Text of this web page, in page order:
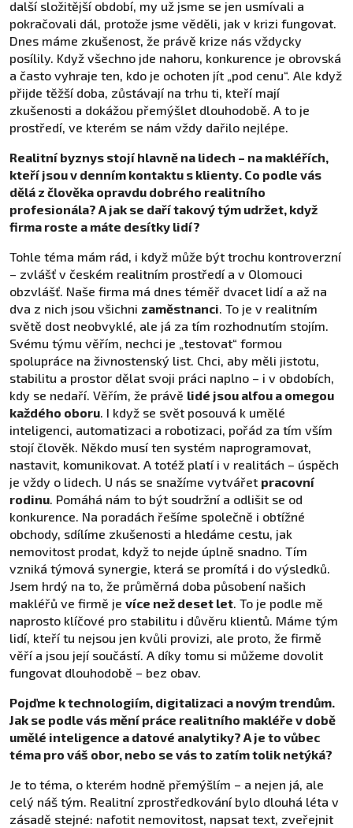
další složitější období, my už jsme se jen usmívali a
pokračovali dál, protože jsme věděli, jak v krizi fungovat.
Dnes máme zkušenost, že právě krize nás vždycky
posílily. Když všechno jde nahoru, konkurence je obrovská
a často vyhraje ten, kdo je ochoten jít „pod cenu“. Ale když
přijde těžší doba, zůstávají na trhu ti, kteří mají
zkušenosti a dokážou přemýšlet dlouhodobě. A to je
prostředí, ve kterém se nám vždy dařilo nejlépe.
Realitní byznys stojí hlavně na lidech – na makléřích,
kteří jsou v denním kontaktu s klienty. Co podle vás
dělá z člověka opravdu dobrého realitního
profesionála? A jak se daří takový tým udržet, když
firma roste a máte desítky lidí?
Tohle téma mám rád, i když může být trochu kontroverzní
– zvlášť v českém realitním prostředí a v Olomouci
obzvlášť. Naše firma má dnes téměř dvacet lidí a až na
dva z nich jsou všichni zaměstnanci. To je v realitním
světě dost neobvyklé, ale já za tím rozhodnutím stojím.
Svému týmu věřím, nechci je „testovat“ formou
spolupráce na živnostenský list. Chci, aby měli jistotu,
stabilitu a prostor dělat svoji práci naplno – i v obdobích,
kdy se nedaří. Věřím, že právě lidé jsou alfou a omegou
každého oboru. I když se svět posouvá k umělé
inteligenci, automatizaci a robotizaci, pořád za tím vším
stojí člověk. Někdo musí ten systém naprogramovat,
nastavit, komunikovat. A totéž platí i v realitách – úspěch
je vždy o lidech. U nás se snažíme vytvářet pracovní
rodinu. Pomáhá nám to být soudržní a odlišit se od
konkurence. Na poradách řešíme společně i obtížné
obchody, sdílíme zkušenosti a hledáme cestu, jak
nemovitost prodat, když to nejde úplně snadno. Tím
vzniká týmová synergie, která se promítá i do výsledků.
Jsem hrdý na to, že průměrná doba působení našich
makléřů ve firmě je více než deset let. To je podle mě
naprosto klíčové pro stabilitu i důvěru klientů. Máme tým
lidí, kteří tu nejsou jen kvůli provizi, ale proto, že firmě
věří a jsou její součástí. A díky tomu si můžeme dovolit
fungovat dlouhodobě – bez obav.
Pojďme k technologiím, digitalizaci a novým trendům.
Jak se podle vás mění práce realitního makléře v době
umělé inteligence a datové analytiky? A je to vůbec
téma pro váš obor, nebo se vás to zatím tolik netýká?
Je to téma, o kterém hodně přemýšlím – a nejen já, ale
celý náš tým. Realitní zprostředkování bylo dlouhá léta v
zásadě stejné: nafotit nemovitost, napsat text, zveřejnit